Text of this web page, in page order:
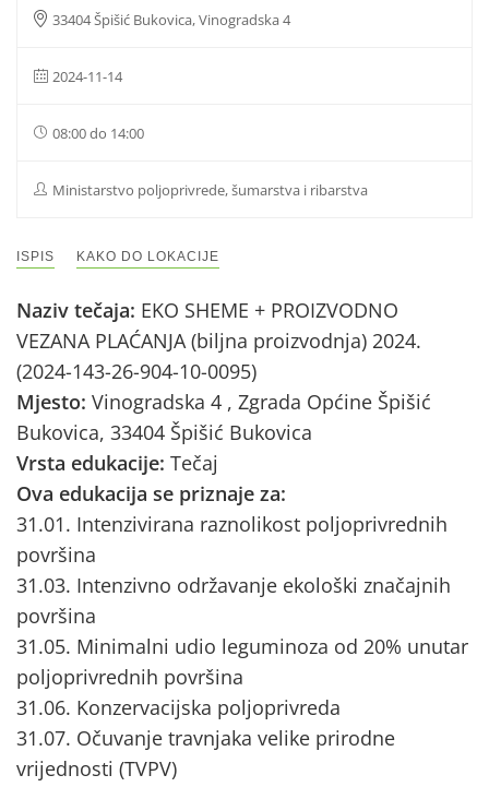
33404 Špišić Bukovica, Vinogradska 4
2024-11-14
08:00 do 14:00
Ministarstvo poljoprivrede, šumarstva i ribarstva
ISPIS KAKO DO LOKACIJE
Naziv tečaja: EKO SHEME + PROIZVODNO
VEZANA PLAĆANJA (biljna proizvodnja) 2024.
(2024-143-26-904-10-0095)
Mjesto: Vinogradska 4 , Zgrada Općine Špišić
Bukovica, 33404 Špišić Bukovica
Vrsta edukacije: Tečaj
Ova edukacija se priznaje za:
31.01. Intenzivirana raznolikost poljoprivrednih
površina
31.03. Intenzivno održavanje ekološki značajnih
površina
31.05. Minimalni udio leguminoza od 20% unutar
poljoprivrednih površina
31.06. Konzervacijska poljoprivreda
31.07. Očuvanje travnjaka velike prirodne
vrijednosti (TVPV)